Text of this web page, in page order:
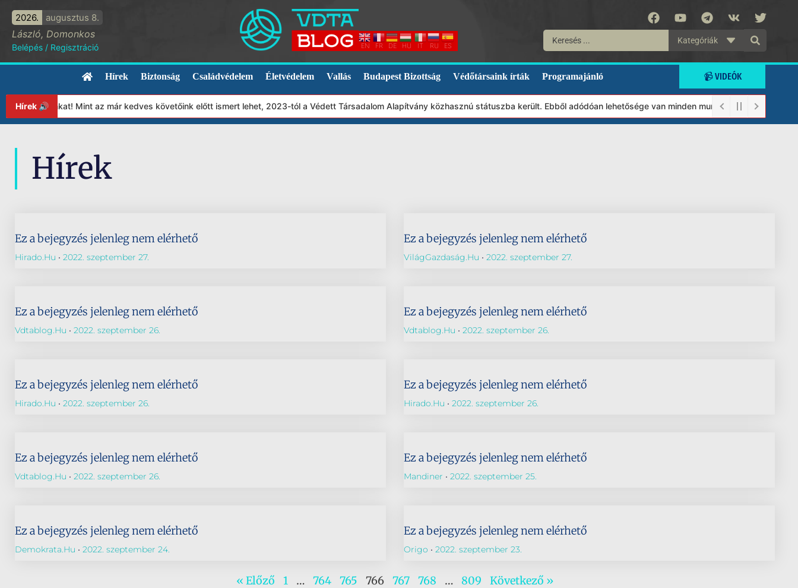
2026. augusztus 8.
László, Domonkos
Belépés / Regisztráció EN FR DE HU IT RU ES
Kategóriák
Hírek Biztonság Családvédelem Életvédelem Vallás Budapest Bizottság Védőtársaink írták Programajánló 📹 VIDEÓK
Hírek 🔊 Mint az már kedves követőink előtt ismert lehet, 2023-tól a Védett Társadalom Alapítvány közhasznú státuszba került. Ebből adódóan lehetősége van minden munkánkat segíteni
Hírek
Ez a bejegyzés jelenleg nem elérhető
Hirado.hu 2022. szeptember 27.
Ez a bejegyzés jelenleg nem elérhető
VilágGazdaság.hu 2022. szeptember 27.
Ez a bejegyzés jelenleg nem elérhető
Vdtablog.hu 2022. szeptember 26.
Ez a bejegyzés jelenleg nem elérhető
Vdtablog.hu 2022. szeptember 26.
Ez a bejegyzés jelenleg nem elérhető
Hirado.hu 2022. szeptember 26.
Ez a bejegyzés jelenleg nem elérhető
Hirado.hu 2022. szeptember 26.
Ez a bejegyzés jelenleg nem elérhető
Vdtablog.hu 2022. szeptember 26.
Ez a bejegyzés jelenleg nem elérhető
Mandiner 2022. szeptember 25.
Ez a bejegyzés jelenleg nem elérhető
Demokrata.hu 2022. szeptember 24.
Ez a bejegyzés jelenleg nem elérhető
Origo 2022. szeptember 23.
« Előző 1 … 764 765 766 767 768 … 809 Következő »